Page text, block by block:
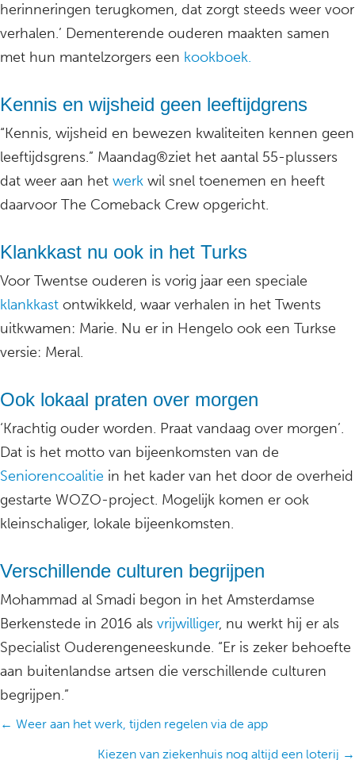
herinneringen terugkomen, dat zorgt steeds weer voor
verhalen.’ Dementerende ouderen maakten samen
met hun mantelzorgers een kookboek.
Kennis en wijsheid geen leeftijdgrens
“Kennis, wijsheid en bewezen kwaliteiten kennen geen
leeftijdsgrens.” Maandag®ziet het aantal 55-plussers
dat weer aan het werk wil snel toenemen en heeft
daarvoor The Comeback Crew opgericht.
Klankkast nu ook in het Turks
Voor Twentse ouderen is vorig jaar een speciale
klankkast ontwikkeld, waar verhalen in het Twents
uitkwamen: Marie. Nu er in Hengelo ook een Turkse
versie: Meral.
Ook lokaal praten over morgen
‘Krachtig ouder worden. Praat vandaag over morgen’.
Dat is het motto van bijeenkomsten van de
Seniorencoalitie in het kader van het door de overheid
gestarte WOZO-project. Mogelijk komen er ook
kleinschaliger, lokale bijeenkomsten.
Verschillende culturen begrijpen
Mohammad al Smadi begon in het Amsterdamse
Berkenstede in 2016 als vrijwilliger, nu werkt hij er als
Specialist Ouderengeneeskunde. “Er is zeker behoefte
aan buitenlandse artsen die verschillende culturen
begrijpen.”
Posts
← Weer aan het werk, tijden regelen via de app
Kiezen van ziekenhuis nog altijd een loterij →